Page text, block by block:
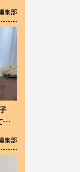
集部
を
集部